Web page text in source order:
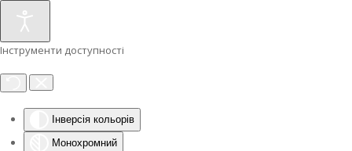
Інструменти доступності
Інверсія кольорів
Монохромний